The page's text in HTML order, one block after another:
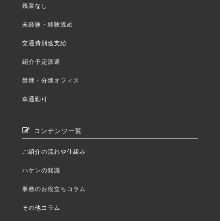
残業なし
未経験・経験浅め
交通費別途支給
紹介予定派遣
禁煙・分煙オフィス
車通勤可
コンテンツ一覧
ご紹介の流れや仕組み
ハケンの知識
事務のお役立ちコラム
その他コラム